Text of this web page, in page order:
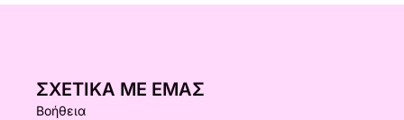
ΣΧΕΤΙΚΆ ΜΕ ΕΜΆΣ
Βοήθεια